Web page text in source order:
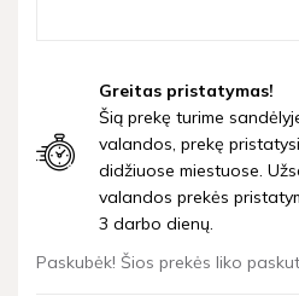
Greitas pristatymas!
Šią prekę turime
valandos, prekę
didžiuose miestuose.
valandos prekės
3 darbo dienų.
Paskubėk! Šios prekės liko